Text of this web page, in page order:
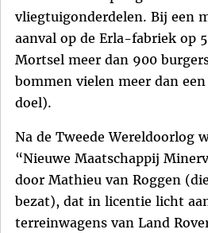
vliegtuigonderdelen. Bij een
aanval op de Erla-fabriek op
Mortsel meer dan 900
bommen vielen meer dan
doel).
Na de Tweede Wereldoorlog
“Nieuwe Maatschappij
door Mathieu van Roggen
bezat), dat in licentie licht
terreinwagens van Land